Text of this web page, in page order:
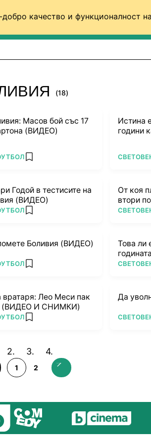
качество и функционалност
(18)
Масов бой със 17
(ВИДЕО)
add favorites
Истина
години
ПОВЕЧЕ
Годой в тестисите на
(ВИДЕО)
add favorites
От коя
втори
ПОВЕЧЕ
Боливия (ВИДЕО)
add favorites
Това ли
ПОВЕЧЕ
вратаря: Лео Меси пак
(ВИДЕО И СНИМКИ)
add favorites
Да
ПОВЕЧЕ
1 2